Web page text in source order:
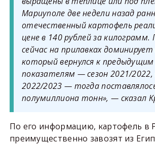
Мариуполе две недели назад
отечественный картофель
цене в 140 рублей за
сейчас на прилавках
который вернулся к предыдущим
показателям — сезон 2021/2022,
2022/2023 — тогда
полумиллиона тонн», — сказал
По его информацию, картофель в
преимущественно завозят из